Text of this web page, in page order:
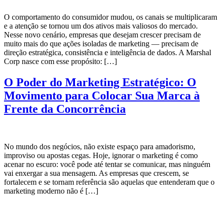
O comportamento do consumidor mudou, os canais se multiplicaram
e a atenção se tornou um dos ativos mais valiosos do mercado.
Nesse novo cenário, empresas que desejam crescer precisam de
muito mais do que ações isoladas de marketing — precisam de
direção estratégica, consistência e inteligência de dados. A Marshal
Corp nasce com esse propósito: […]
O Poder do Marketing Estratégico: O
Movimento para Colocar Sua Marca à
Frente da Concorrência
No mundo dos negócios, não existe espaço para amadorismo,
improviso ou apostas cegas. Hoje, ignorar o marketing é como
acenar no escuro: você pode até tentar se comunicar, mas ninguém
vai enxergar a sua mensagem. As empresas que crescem, se
fortalecem e se tornam referência são aquelas que entenderam que o
marketing moderno não é […]